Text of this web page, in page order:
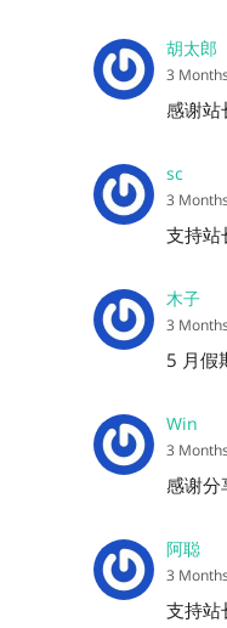
胡太郎
3
感谢站
sc
3
支持站
木子
3
5 月假
Win
3
感谢分
阿聪
3
支持站